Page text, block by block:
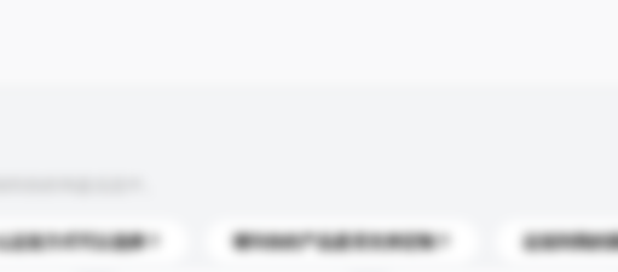
运送方式可以选择？ 请问你的产品是否支持定制？ 运送到我的